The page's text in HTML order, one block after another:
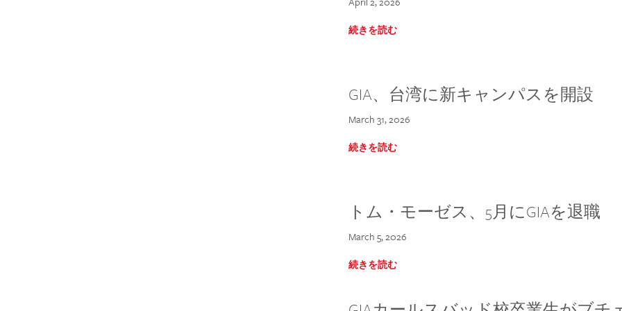
続きを読む
GIA、台湾に新キャンパスを開設
March 31, 2026
続きを読む
トム・モーゼス、5月にGIAを退職
March 5, 2026
続きを読む